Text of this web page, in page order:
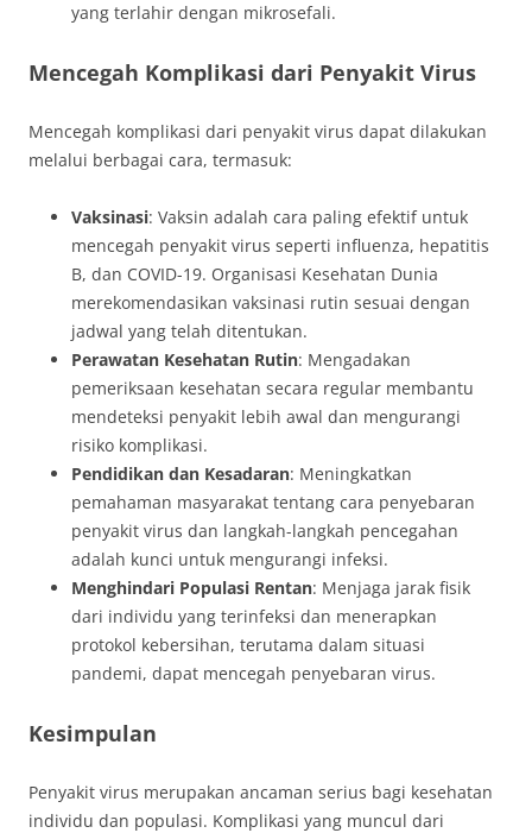
yang terlahir dengan mikrosefali.
Mencegah Komplikasi dari Penyakit Virus
Mencegah komplikasi dari penyakit virus dapat dilakukan
melalui berbagai cara, termasuk:
Vaksinasi: Vaksin adalah cara paling efektif untuk
mencegah penyakit virus seperti influenza, hepatitis
B, dan COVID-19. Organisasi Kesehatan Dunia
merekomendasikan vaksinasi rutin sesuai dengan
jadwal yang telah ditentukan.
Perawatan Kesehatan Rutin: Mengadakan
pemeriksaan kesehatan secara regular membantu
mendeteksi penyakit lebih awal dan mengurangi
risiko komplikasi.
Pendidikan dan Kesadaran: Meningkatkan
pemahaman masyarakat tentang cara penyebaran
penyakit virus dan langkah-langkah pencegahan
adalah kunci untuk mengurangi infeksi.
Menghindari Populasi Rentan: Menjaga jarak fisik
dari individu yang terinfeksi dan menerapkan
protokol kebersihan, terutama dalam situasi
pandemi, dapat mencegah penyebaran virus.
Kesimpulan
Penyakit virus merupakan ancaman serius bagi kesehatan
individu dan populasi. Komplikasi yang muncul dari